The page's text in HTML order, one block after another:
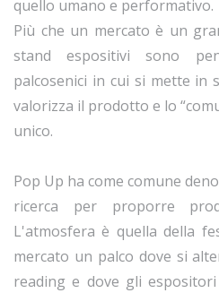
quello umano e performativo.
Più che un mercato è un
stand espositivi sono
palcosenici in cui si mette in
valorizza il prodotto e lo
unico.
Pop Up ha come comune
ricerca per proporre
L'atmosfera è quella della
mercato un palco dove si
reading e dove gli